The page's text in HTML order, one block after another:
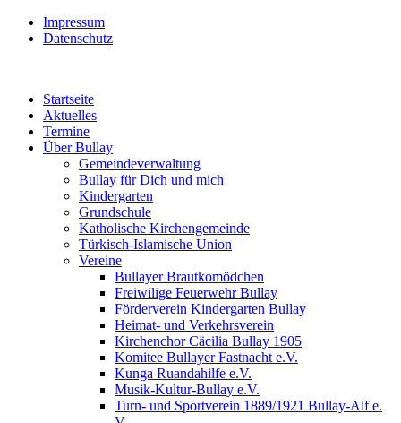
Impressum
Datenschutz
Startseite
Aktuelles
Termine
Über Bullay
Gemeindeverwaltung
Bullay für Dich und mich
Kindergarten
Grundschule
Katholische Kirchengemeinde
Türkisch-Islamische Union
Vereine
Bullayer Brautkomödchen
Freiwilige Feuerwehr Bullay
Förderverein Kindergarten Bullay
Heimat- und Verkehrsverein
Kirchenchor Cäcilia Bullay 1905
Komitee Bullayer Fastnacht e.V.
Kunga Ruandahilfe e.V.
Musik-Kultur-Bullay e.V.
Turn- und Sportverein 1889/1921 Bullay-Alf e.